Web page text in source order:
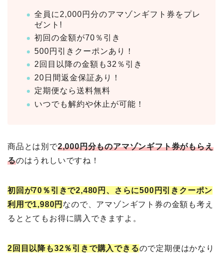
全員に2,000円分のアマゾンギフト券をプレ
ゼント!
初回の金額が70％引き
500円引きクーポンあり！
2回目以降の金額も32％引き
20日間返金保証あり！
定期便なら送料無料
いつでも解約や休止が可能！
商品とは別で2,000円分ものアマゾンギフト券がもらえ
るのはうれしいですね！
初回が70％引きで2,480円、さらに500円引きクーポン
利用で1,980円 なので、アマゾンギフト券の金額も考え
るととてもお得に購入できますよ。
2回目以降も32％引きで購入できるので定期便はかなり